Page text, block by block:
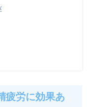
疲労に効果あ